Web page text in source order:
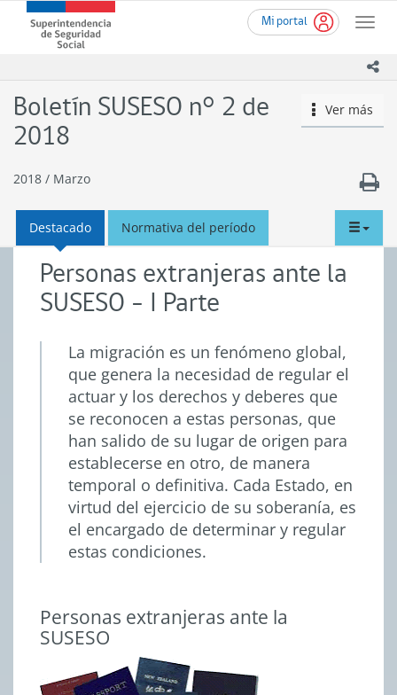
contenido
Mi portal
Toggle
Superintendencia
de
(SUSESO)
-
Gobierno
de
icono
Ver más
Boletín SUSESO n° 2 de
2018
2018 / Marzo
Destacado Normativa del período
Personas extranjeras ante la
SUSESO - I Parte
La migración es un fenómeno global,
que genera la necesidad de regular el
actuar y los derechos y deberes que
se reconocen a estas personas, que
han salido de su lugar de origen para
establecerse en otro, de manera
temporal o definitiva. Cada Estado, en
virtud del ejercicio de su soberanía, es
el encargado de determinar y regular
estas condiciones.
Personas extranjeras ante la
SUSESO